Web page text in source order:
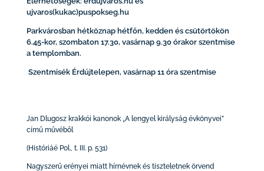
ujvaros(kukac)puspokseg.hu
Parkvárosban hétköznap hétfőn, kedden és csütörtökön
6.45-kor, szombaton 17.30, vasárnap 9.30 órakor szentmise
a templomban.
Szentmisék Érdújtelepen, vasárnap 11 óra szentmise
Jan Dlugosz krakkói kanonok „A lengyel királyság évkönyvei”
című művéből
(Históriáé Pol., t. III. p. 531)
Nagyszerű erényei miatt hírnévnek és tiszteletnek örvend